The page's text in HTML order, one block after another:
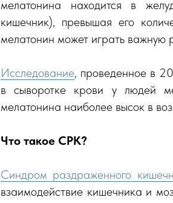
мелатонина находится в
кишечник), превышая его
мелатонин может играть важную
Исследование, проведенное в
в сыворотке крови у людей
мелатонина наиболее высок в
Что такое СРК?
Синдром раздраженного
взаимодействие кишечника и